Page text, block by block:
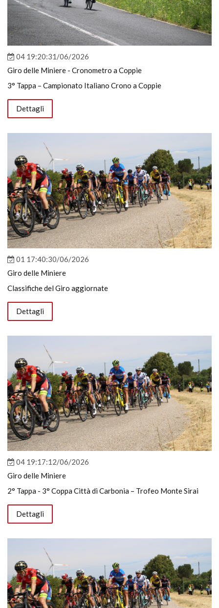
04 19:20:31/06/2026
Giro delle Miniere - Cronometro a Coppie
3° Tappa – Campionato Italiano Crono a Coppie
Dettagli
01 17:40:30/06/2026
Giro delle Miniere
Classifiche del Giro aggiornate
Dettagli
04 19:17:12/06/2026
Giro delle Miniere
2° Tappa - 3° Coppa Città di Carbonia – Trofeo Monte Sirai
Dettagli